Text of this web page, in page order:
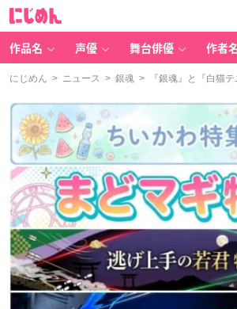
作品名 声優 舞台俳優 作者
にじめん > ニュース > 銀魂 > 『銀魂』と『白猫テ